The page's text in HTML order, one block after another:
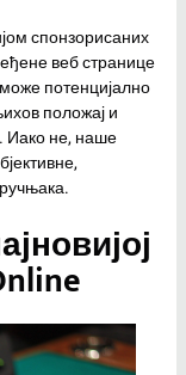
спонзорисаних
веб странице
потенцијално
положај и
Иако не, наше